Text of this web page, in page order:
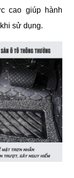
cao giúp hành
sử dụng.